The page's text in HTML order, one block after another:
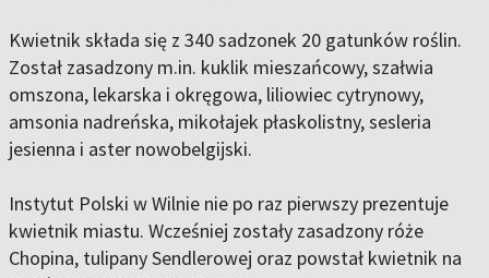
Kwietnik składa się z 340 sadzonek 20 gatunków roślin.
Został zasadzony m.in. kuklik mieszańcowy, szałwia
omszona, lekarska i okręgowa, liliowiec cytrynowy,
amsonia nadreńska, mikołajek płaskolistny, sesleria
jesienna i aster nowobelgijski.
Instytut Polski w Wilnie nie po raz pierwszy prezentuje
kwietnik miastu. Wcześniej zostały zasadzony róże
Chopina, tulipany Sendlerowej oraz powstał kwietnik na